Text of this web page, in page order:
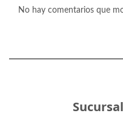
No hay comentarios que